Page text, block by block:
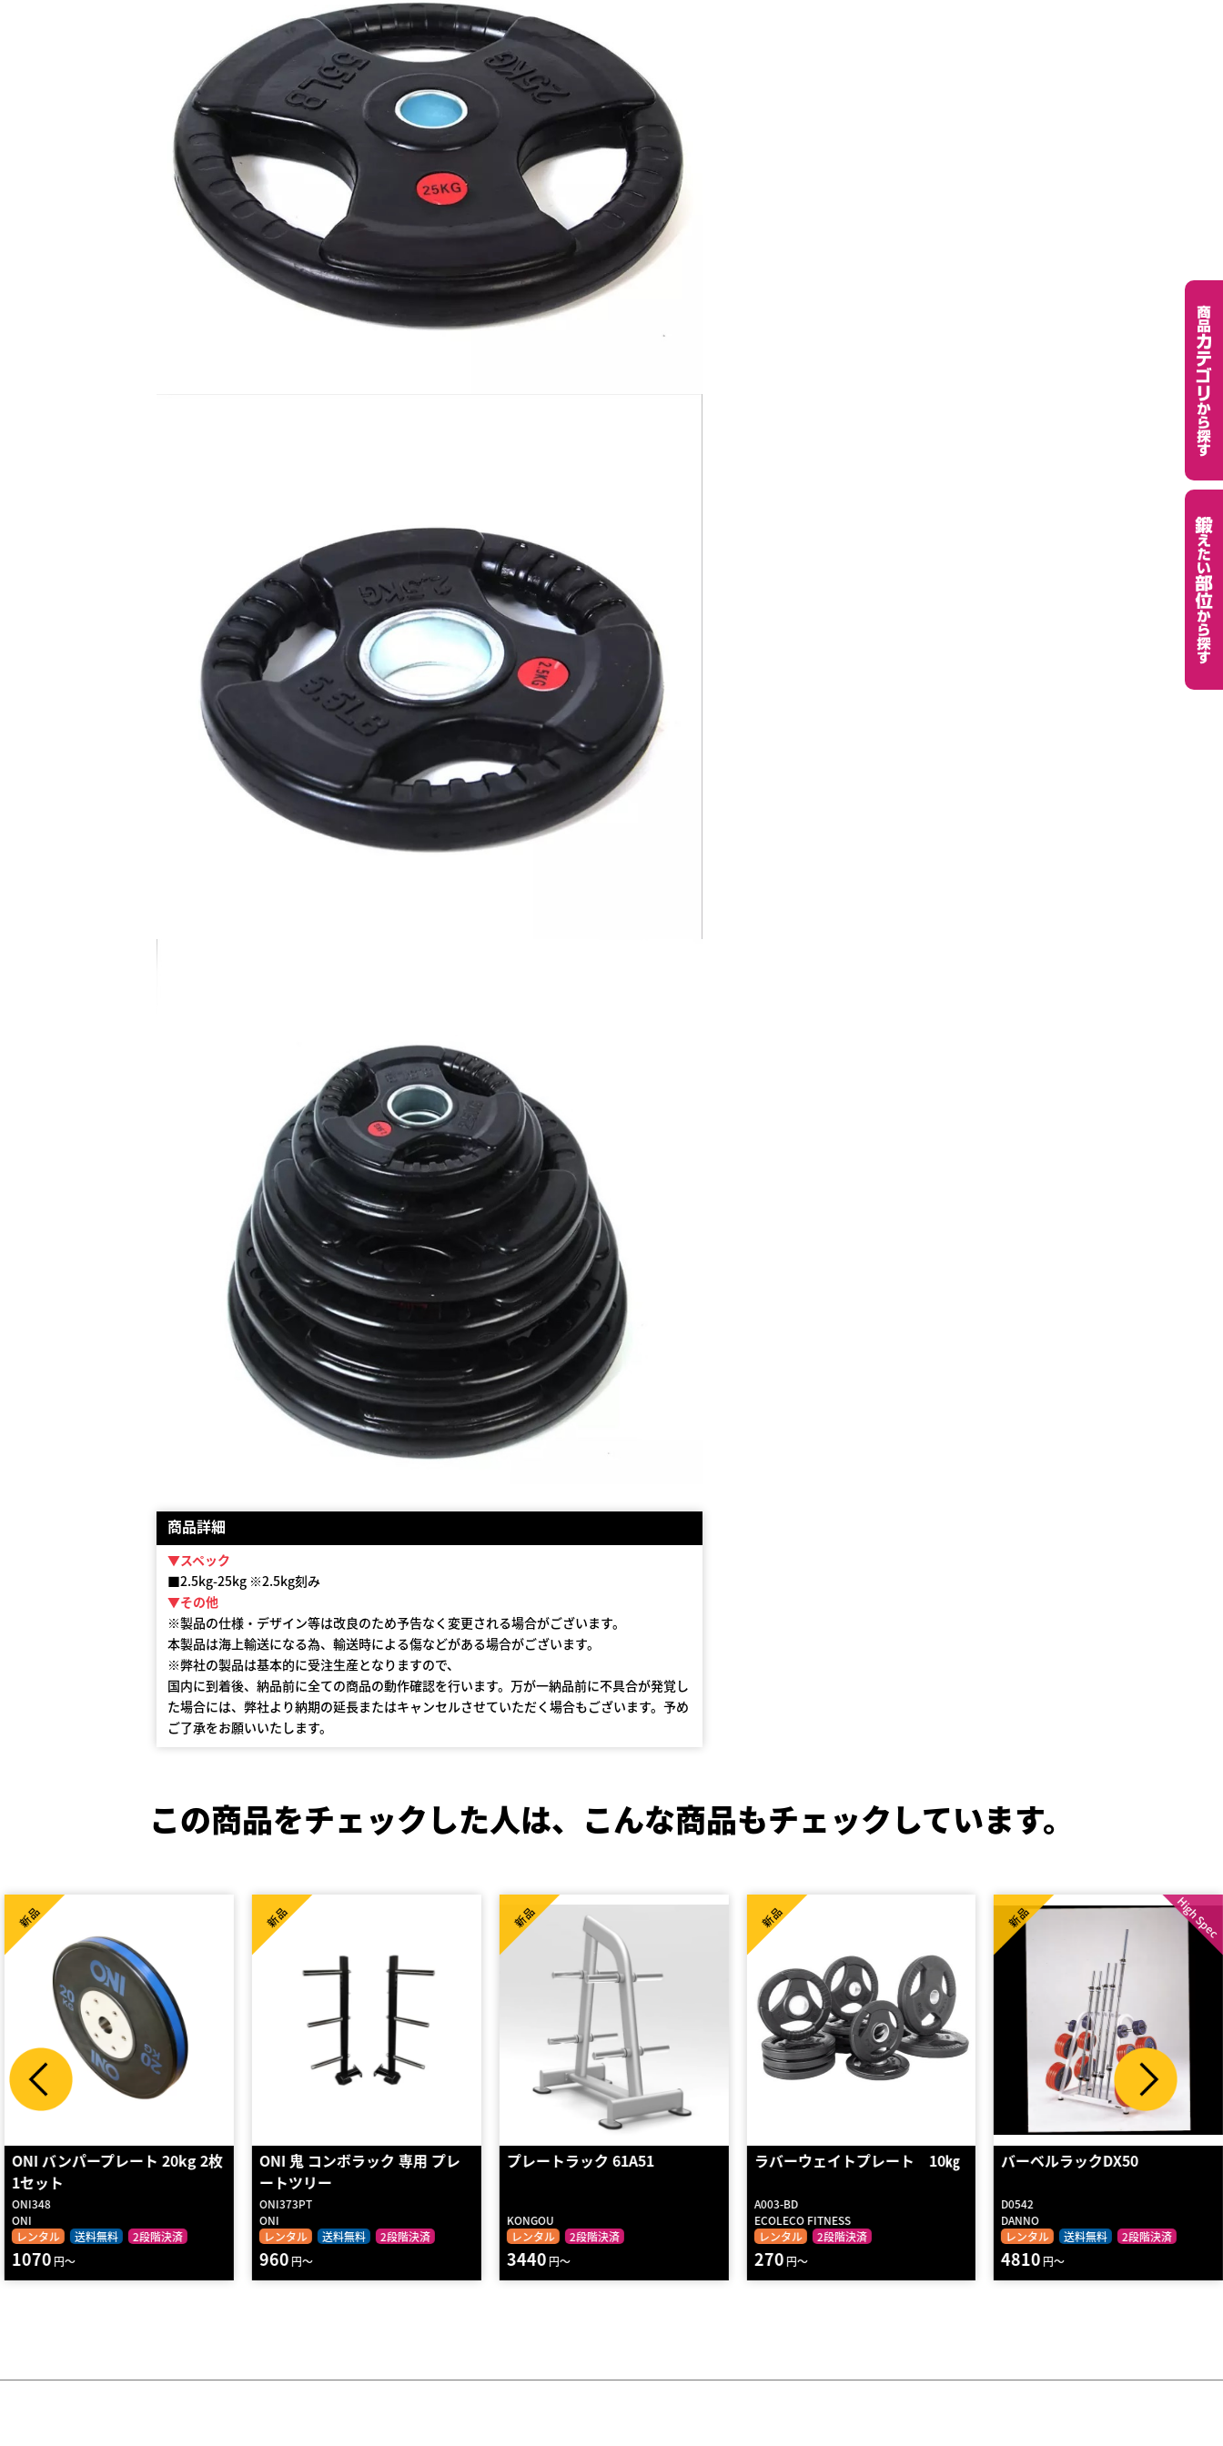
商品詳細
▼スペック
■2.5kg-25kg ※2.5kg刻み
▼その他
※製品の仕様・デザイン等は改良のため予告なく変更される場合がございます。
本製品は海上輸送になる為、輸送時による傷などがある場合がございます。
※弊社の製品は基本的に受注生産となりますので、
国内に到着後、納品前に全ての商品の動作確認を行います。万が一納品前に不具合が発覚し
た場合には、弊社より納期の延長またはキャンセルさせていただく場合もございます。予め
ご了承をお願いいたします。
この商品をチェックした人は、 こんな商品もチェックしています。
ONI 鬼 コンボラック 専用 プレ
ートツリー
ONI373PT
ONI
レンタル
送料無料 2段階決済
新品
960円～
プレートラック 61A51
KONGOU
レンタル
2段階決済
新品
3440
ラバーウェイトプレート 10㎏
ECOLECO FITNESS
レンタル
2段階決済
新品
270円～
バーベルラックDX50
D0542
DANNO
レンタル
送料無料
新品
4810
オリンピック ラバープレート
WILD FIT
レンタル
送料無料 2段階決済
新品
370円～